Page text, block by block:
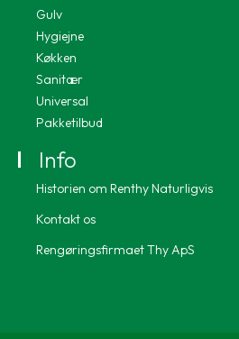
Gulv
Hygiejne
Køkken
Sanitær
Universal
Pakketilbud
Info
Historien om Renthy Naturligvis
Kontakt os
Rengøringsfirmaet Thy ApS